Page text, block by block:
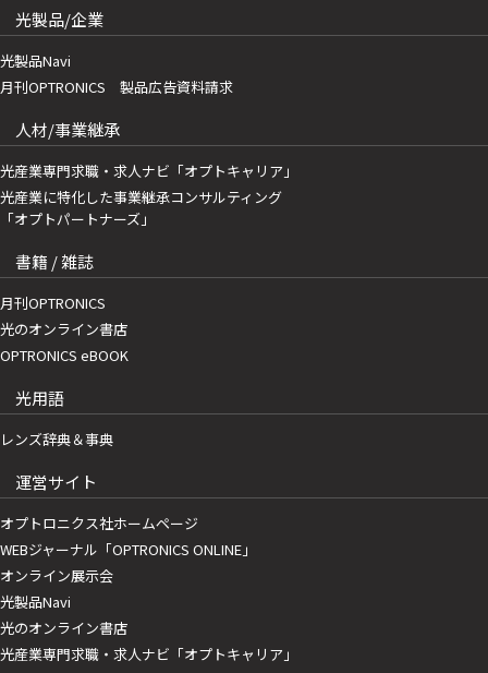
光製品/企業
光製品Navi
月刊OPTRONICS 製品広告資料請求
人材/事業継承
光産業専門求職・求人ナビ「オプトキャリア」
光産業に特化した事業継承コンサルティング
「オプトパートナーズ」
書籍 / 雑誌
月刊OPTRONICS
光のオンライン書店
OPTRONICS eBOOK
光用語
レンズ辞典＆事典
運営サイト
オプトロニクス社ホームページ
WEBジャーナル「OPTRONICS ONLINE」
オンライン展示会
光製品Navi
光のオンライン書店
光産業専門求職・求人ナビ「オプトキャリア」